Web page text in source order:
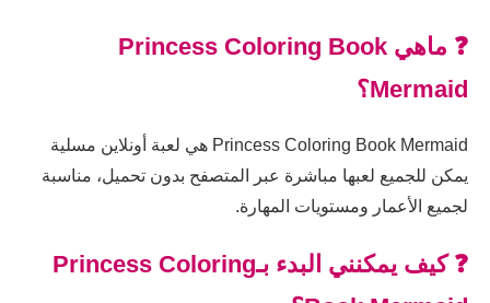
❓ ماهي Princess Coloring Book
Mermaid؟
Princess Coloring Book Mermaid هي لعبة أونلاين مسلية
يمكن للجميع لعبها مباشرة عبر المتصفح بدون تحميل، مناسبة
لجميع الأعمار ومستويات المهارة.
❓ كيف يمكنني البدء بـPrincess Coloring